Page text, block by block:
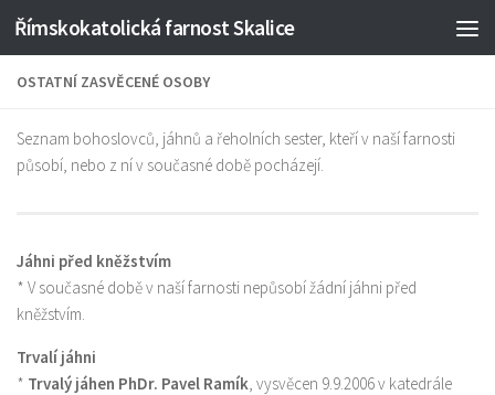
Skip to content
Římskokatolická farnost Skalice
OSTATNÍ ZASVĚCENÉ OSOBY
Seznam bohoslovců, jáhnů a řeholních sester, kteří v naší farnosti
působí, nebo z ní v současné době pocházejí.
Jáhni před kněžstvím
* V současné době v naší farnosti nepůsobí žádní jáhni před
kněžstvím.
Trvalí jáhni
* Trvalý jáhen PhDr. Pavel Ramík, vysvěcen 9.9.2006 v katedrále